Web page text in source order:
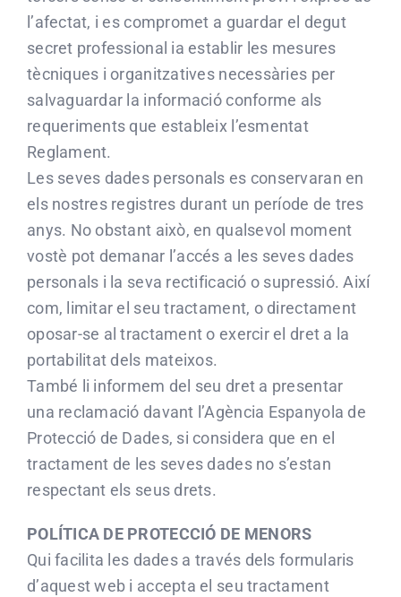
l’afectat, i es compromet a guardar el degut
secret professional ia establir les mesures
tècniques i organitzatives necessàries per
salvaguardar la informació conforme als
requeriments que estableix l’esmentat
Reglament.
Les seves dades personals es conservaran en
els nostres registres durant un període de tres
anys. No obstant això, en qualsevol moment
vostè pot demanar l’accés a les seves dades
personals i la seva rectificació o supressió. Així
com, limitar el seu tractament, o directament
oposar-se al tractament o exercir el dret a la
portabilitat dels mateixos.
També li informem del seu dret a presentar
una reclamació davant l’Agència Espanyola de
Protecció de Dades, si considera que en el
tractament de les seves dades no s’estan
respectant els seus drets.
POLÍTICA DE PROTECCIÓ DE MENORS
Qui facilita les dades a través dels formularis
d’aquest web i accepta el seu tractament